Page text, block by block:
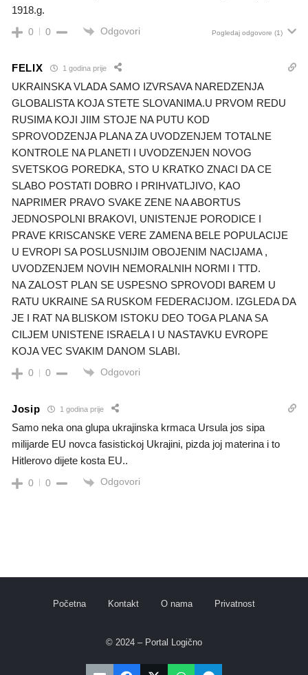
1918.g.
0 0 Odgovori Pogledaj odgovore (1)
FELIX 1 godina prije
UKRAINSKA VLADA SAMO IZVRSAVA NAREDZENJA
GLOBALISTA KOJA STETE SLOVANIMA.U PRVOM REDU
RUSIMA KOJI JIIM STOJE NA PUTU KOD
SPROVODZENJA PLANA ZA UVODZENJEM TOTALNE
KONTROLE NA PLANETI I UVODZENJEN NOVOG
SVETSKOG POREDKA, STO U KRATKO ZNACI DA CE
SLABO POSTATI DOBRO I PRIHVATLJIVO, KAO
NAPRIMER PRAVO SVAKE ZENE NA ABORTUS
JEDNOSPOLNI BRAKOVI, UNISTENJE PORODICE I
PRAVE KRISCANSKE VERE ZAMENA BELE POPULACIJE
U EVROPI SA POSLUSNIJIM OBOJENIM NACIJAMA ,
UVODZENJEM NOVIH NEMORALNIH NORMI I TTD.
NA ZALOST PLAN SE USPESNO SPROVODI BAREM U
RATU UKRAINE SA RUSKOM FEDERACIJOM. IZGLEDA DA
JE I RAT NA BLISKOM ISTOKU DEO TOGA PLANA SA
CILJEM UNISTENE ISRAELA I U NASTAVKU EVROPE
KOJA VEC SVAKIM DANOM SLABI.
0 0 Odgovori
Josip 1 godina prije
Samo neka ona glupa ukrajinska krmaca Ursula jos sipa
milijarde EU novca fasistickoj Ukrajini, pizda joj materina i to
Hitlerovo dijete kosta EU..
0 0 Odgovori
Početna Kontakt O nama Privatnost
© 2024 – Portal Logično